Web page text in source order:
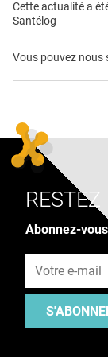
Cette actualité a
Santélog
Vous pouvez nous
Abonnez-